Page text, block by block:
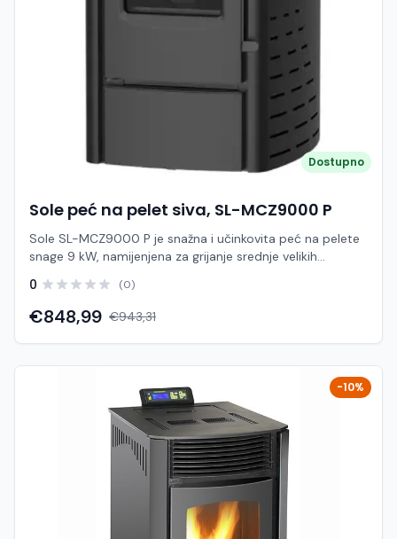
Brzo zagrijavanje prostora (toplozračni sustav)
Jednostavno korištenje i održavanje Kompaktne dimenzije
– lako uklapanje u prostor Pouzdan i tih rad Primjena:
Stanovi i manje kuće Vikendice i apartmani Uredi i manji
poslovni prostori Dodatni ili osnovni izvor grijanja Sole SL-
MCZ6000 P 6 kW je pouzdana i pristupačna peć na
pelete koja nudi odličan omjer cijene, učinkovitosti i
jednostavnosti korištenja, idealna za korisnike koji traže
ekonomično rješenje za grijanje manjih prostora.
Dostupno
Sole peć na pelet siva, SL-MCZ9000 P
Sole SL-MCZ9000 P je snažna i učinkovita peć na pelete
snage 9 kW, namijenjena za grijanje srednje velikih
Zahvaljujući kompaktnim dimenzijama i modernom
dizajnu, lako se uklapa u različite interijere uz visoku razinu
funkcionalnosti. Peć koristi toplozračni sustav grijanja koji
omogućuje brzo zagrijavanje prostora, dok automatski
sustav doziranja peleta i elektroničko upravljanje
visoku učinkovitost i optimiziranu potrošnju, predstavlja
ekonomično i ekološki prihvatljivo rješenje za grijanje.
Karakteristike: Model: SL-MCZ9000 P Brand: Sole Tip: Peć
na pelete (toplozračna) Snaga: 9 kW Površina grijanja: do
cca 70 m² Potrošnja peleta: cca 0,55 – 2,2 kg/h Kapacitet
spremnika: cca 10 – 16 kg Učinkovitost: cca 86%
Dimenzije (Š×D×V): cca 463 × 507 × 718 mm Težina: cca
0 (0)
€848,99 €943,31
-10%